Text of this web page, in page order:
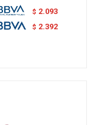
$ 2.093
$ 2.392